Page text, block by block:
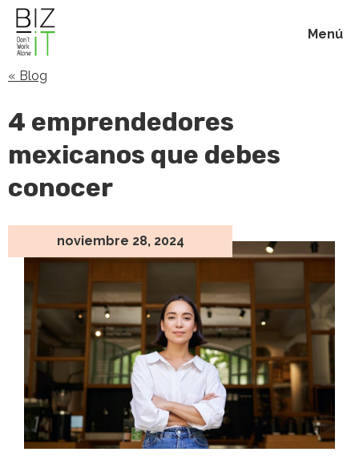
Menú
Blog
Acerca de
Contacto
« Blog
4 emprendedores
mexicanos que debes
conocer
noviembre 28, 2024